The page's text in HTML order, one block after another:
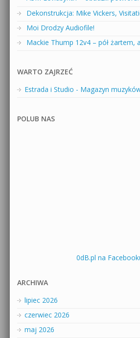
Dekonstrukcja: Mike Vickers,
Moi Drodzy Audiofile!
Mackie Thump 12v4 – pół żartem,
WARTO ZAJRZEĆ
Estrada i Studio - Magazyn
POLUB NAS
0dB.pl na
ARCHIWA
lipiec 2026
czerwiec 2026
maj 2026